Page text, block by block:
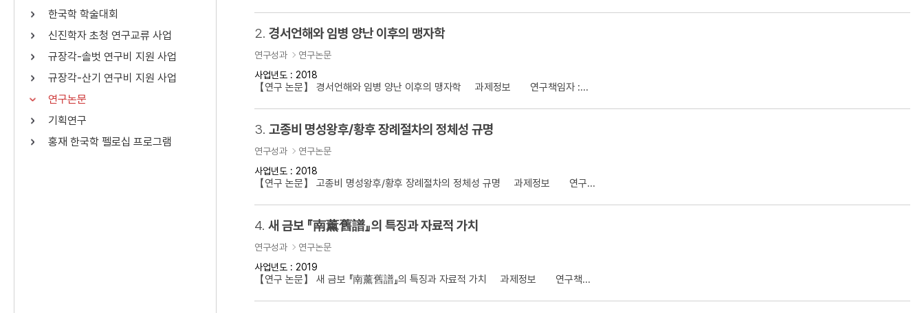
AND
OR 정조 OR 정약용 “정조” 또는 “정약용”이 포함된 자료를 검색
료를 검색
한국학 학술대회
신진학자 초청 연구교류 사업
규장각-솔벗 연구비 지원 사업
규장각-산기 연구비 지원 사업
연구논문
기획연구
홍재 한국학 펠로십 프로그램
2. 경서언해와 임병 양난 이후의 맹자학
연구성과
연구논문
사업년도 : 2018
【연구 논문】 경서언해와 임병 양난 이후의 맹자학 과제정보 연구책임자 :...
3. 고종비 명성왕후/황후 장례절차의 정체성 규명
연구성과
연구논문
사업년도 : 2018
【연구 논문】 고종비 명성왕후/황후 장례절차의 정체성 규명 과제정보 연구...
4. 새 금보 『南薰舊譜』의 특징과 자료적 가치
연구성과
연구논문
사업년도 : 2019
【연구 논문】 새 금보 『南薰舊譜』의 특징과 자료적 가치 과제정보 연구책...